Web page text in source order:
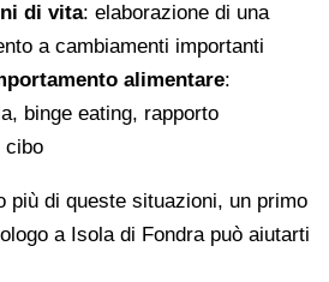
di vita: elaborazione di una
a cambiamenti importanti
alimentare:
binge eating, rapporto
cibo
più di queste situazioni, un primo
a Isola di Fondra può aiutarti